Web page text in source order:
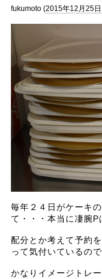
fukumoto (2015年12月25
毎年２４日がケーキ
て・・・本当に凄腕P
配分とか考えて予約
って気付いているの
かなりイメージトレ